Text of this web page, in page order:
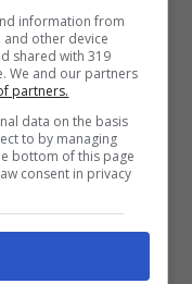
e
fino
information from
other device
shared with 319
We and our partners
partners.
data on the basis
to by managing
bottom of this page
consent in privacy